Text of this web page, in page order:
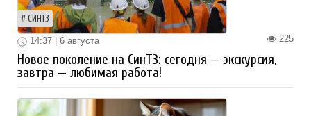
СИНТЗ
225
14:37 | 6 августа
Новое поколение на СинТЗ: сегодня — экскурсия,
завтра — любимая работа!